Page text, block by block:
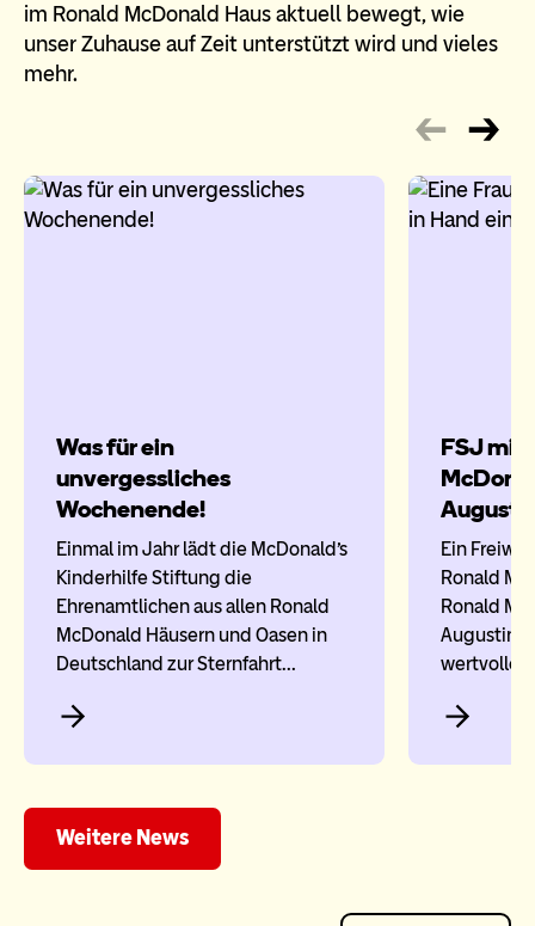
im Ronald McDonald Haus aktuell bewegt, wie
unser Zuhause auf Zeit unterstützt wird und vieles
mehr.
Was für ein
unvergessliches
Wochenende!
Einmal im Jahr lädt die McDonald's
Kinderhilfe Stiftung die
Ehrenamtlichen aus allen Ronald
McDonald Häusern und Oasen in
Deutschland zur Sternfahrt…
FSJ mit
Ein
Ronald
Ronald
Augustin
wertvolle
Weitere News